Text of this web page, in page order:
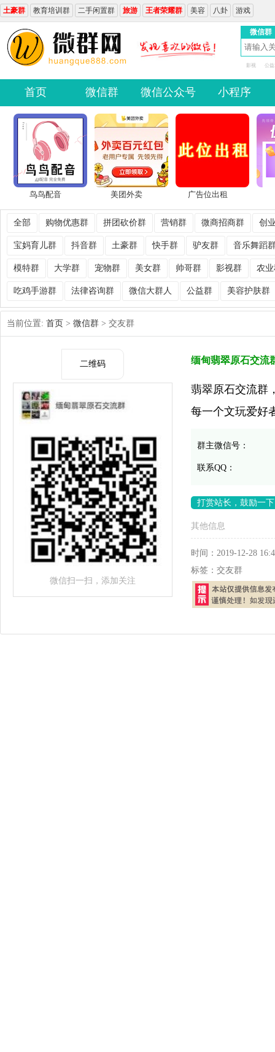
土豪群 教育培训群 二手闲置群 旅游 王者荣耀群 美容 八卦 游戏
微信群
影视 公益
首页 微信群 微信公众号 小程序
鸟鸟配音 美团外卖 广告位出租
全部 购物优惠群 拼团砍价群 营销群 微商招商群 创
宝妈育儿群 抖音群 土豪群 快手群 驴友群 音乐舞蹈
模特群 大学群 宠物群 美女群 帅哥群 影视群 农
吃鸡手游群 法律咨询群 微信大群人 公益群 美容护肤群
当前位置: 首页 > 微信群 > 交友群
二维码
微信扫一扫，添加关注
缅甸翡翠原石交流
翡翠原石交流群
每一个文玩爱好
群主微信号：
联系QQ：
打赏站长，鼓励一
其他信息
时间： 2019-12-28
标签： 交友群